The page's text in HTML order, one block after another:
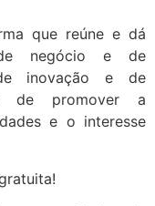
que reúne e dá
negócio e de
inovação e de
de promover a
e o interesse